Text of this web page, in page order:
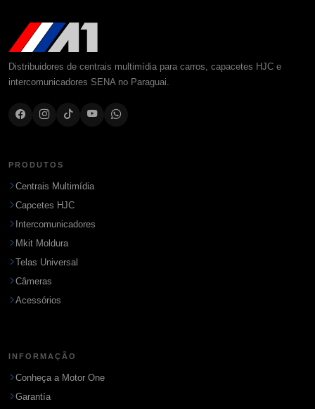
Distribuidores de centrais multimídia para carros, capacetes HJC e
intercomunicadores SENA no Paraguai.
PRODUTOS
Centrais Multimídia
Capcetes HJC
Intercomunicadores
Mkit Moldura
Telas Universal
Câmeras
Acessórios
INFORMAÇÃO
Conheça a Motor One
Garantía